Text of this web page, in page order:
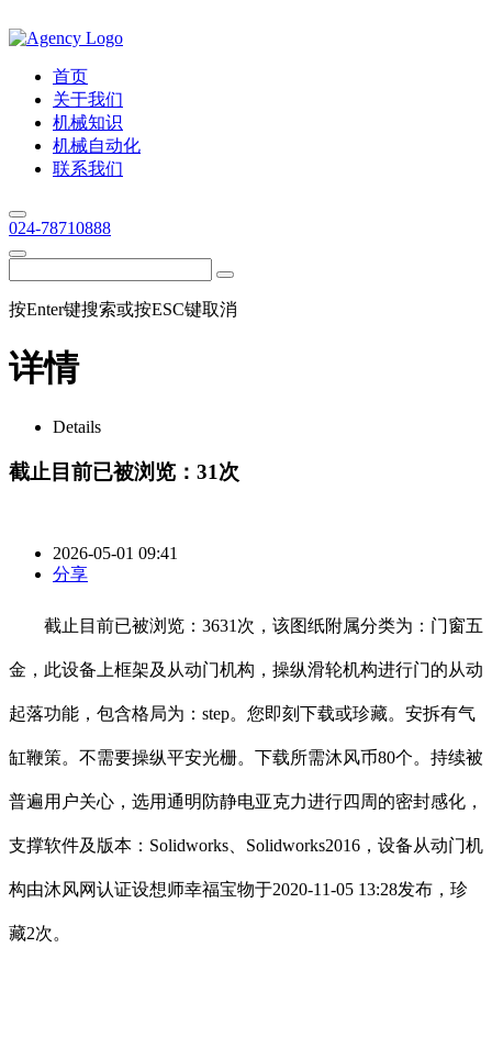
首页
关于我们
机械知识
机械自动化
联系我们
024-78710888
按Enter键搜索或按ESC键取消
详情
Details
截止目前已被浏览：31次
2026-05-01 09:41
分享
截止目前已被浏览：3631次，该图纸附属分类为：门窗五
金，此设备上框架及从动门机构，操纵滑轮机构进行门的从动
起落功能，包含格局为：step。您即刻下载或珍藏。安拆有气
缸鞭策。不需要操纵平安光栅。下载所需沐风币80个。持续被
普遍用户关心，选用通明防静电亚克力进行四周的密封感化，
支撑软件及版本：Solidworks、Solidworks2016，设备从动门机
构由沐风网认证设想师幸福宝物于2020-11-05 13:28发布，珍
藏2次。